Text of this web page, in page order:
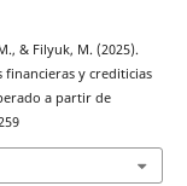
& Filyuk, M. (2025).
financieras y crediticias
a partir de